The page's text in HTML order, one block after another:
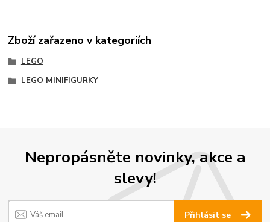
Zboží zařazeno v kategoriích
LEGO
LEGO MINIFIGURKY
Nepropásněte novinky, akce a
slevy!
Přihlásit se